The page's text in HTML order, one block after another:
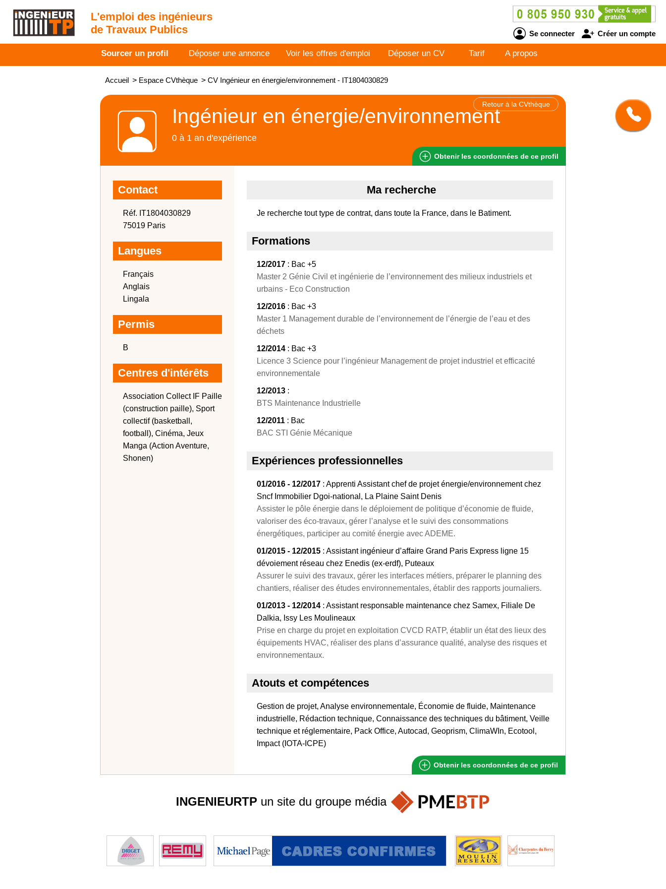
L'emploi des ingénieurs
de Travaux Publics
Se connecter Créer un compte
Sourcer un profil Déposer une annonce Voir les offres d'emploi Déposer un CV Tarif A propos
Accueil > Espace CVthèque > CV Ingénieur en énergie/environnement - IT1804030829
Retour à la CVthèque
Ingénieur en énergie/environnement
0 à 1 an d'expérience
Obtenir les coordonnées de ce profil
Contact
Réf. IT1804030829
75019 Paris
Langues
Français
Anglais
Lingala
Permis
B
Centres d'intérêts
Association Collect IF Paille
(construction paille), Sport
collectif (basketball,
football), Cinéma, Jeux
Manga (Action Aventure,
Shonen)
Ma recherche
Je recherche tout type de contrat, dans toute la France, dans le Batiment.
Formations
12/2017 : Bac +5
Master 2 Génie Civil et ingénierie de l’environnement des milieux industriels et
urbains - Eco Construction
12/2016 : Bac +3
Master 1 Management durable de l’environnement de l’énergie de l’eau et des
déchets
12/2014 : Bac +3
Licence 3 Science pour l’ingénieur Management de projet industriel et efficacité
environnementale
12/2013 :
BTS Maintenance Industrielle
12/2011 : Bac
BAC STI Génie Mécanique
Expériences professionnelles
01/2016 - 12/2017 : Apprenti Assistant chef de projet énergie/environnement chez
Sncf Immobilier Dgoi-national, La Plaine Saint Denis
Assister le pôle énergie dans le déploiement de politique d’économie de fluide,
valoriser des éco-travaux, gérer l’analyse et le suivi des consommations
énergétiques, participer au comité énergie avec ADEME.
01/2015 - 12/2015 : Assistant ingénieur d’affaire Grand Paris Express ligne 15
dévoiement réseau chez Enedis (ex-erdf), Puteaux
Assurer le suivi des travaux, gérer les interfaces métiers, préparer le planning des
chantiers, réaliser des études environnementales, établir des rapports journaliers.
01/2013 - 12/2014 : Assistant responsable maintenance chez Samex, Filiale De
Dalkia, Issy Les Moulineaux
Prise en charge du projet en exploitation CVCD RATP, établir un état des lieux des
équipements HVAC, réaliser des plans d’assurance qualité, analyse des risques et
environnementaux.
Atouts et compétences
Gestion de projet, Analyse environnementale, Économie de fluide, Maintenance
industrielle, Rédaction technique, Connaissance des techniques du bâtiment, Veille
technique et réglementaire, Pack Office, Autocad, Geoprism, ClimaWIn, Ecotool,
Impact (IOTA-ICPE)
Obtenir les coordonnées de ce profil
INGENIEURTPun site du groupe média